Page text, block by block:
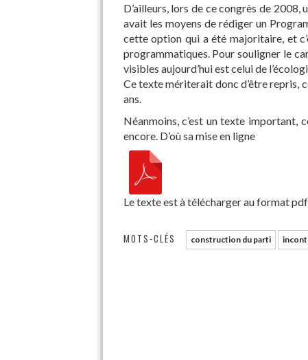
D’ailleurs, lors de ce congrès de
avait les moyens de rédiger un
cette option qui a été majoritaire, et
programmatiques. Pour souligner le
visibles aujourd’hui est celui de
Ce texte mériterait donc d’être repris,
ans.
Néanmoins, c’est un texte
encore. D’où sa mise en ligne
Le texte est à télécharger au format
MOTS-CLÉS construction du parti